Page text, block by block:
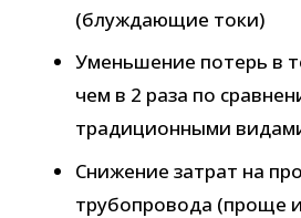
(блуждающие токи)
Уменьшение потерь в
чем в 2 раза по
традиционными
Снижение затрат на
трубопровода (проще